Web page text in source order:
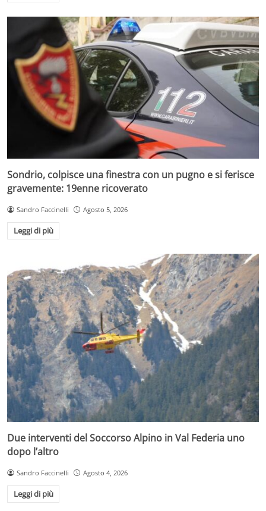
Sondrio, colpisce una finestra con un pugno e si ferisce
gravemente: 19enne ricoverato
Sandro Faccinelli Agosto 5, 2026
Leggi di più
Due interventi del Soccorso Alpino in Val Federia uno
dopo l’altro
Sandro Faccinelli Agosto 4, 2026
Leggi di più